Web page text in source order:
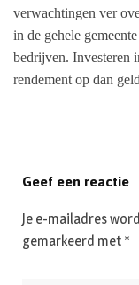
verwachtingen ver
in de gehele
bedrijven. Investeren
rendement op dan
Geef een reactie
Je e-mailadres
gemarkeerd met *